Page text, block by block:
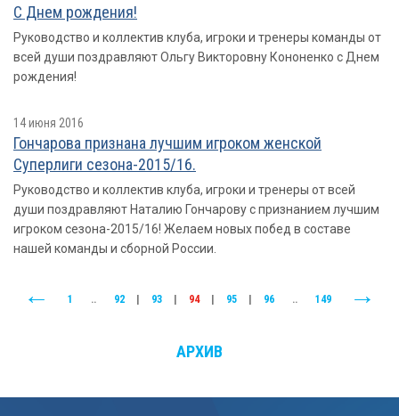
С Днем рождения!
Руководство и коллектив клуба, игроки и тренеры команды от
всей души поздравляют Ольгу Викторовну Кононенко с Днем
рождения!
14 июня 2016
Гончарова признана лучшим игроком женской
Суперлиги сезона-2015/16.
Руководство и коллектив клуба, игроки и тренеры от всей
души поздравляют Наталию Гончарову с признанием лучшим
игроком сезона-2015/16! Желаем новых побед в составе
нашей команды и сборной России.
1 .. 92 93 94 95 96 .. 149
АРХИВ